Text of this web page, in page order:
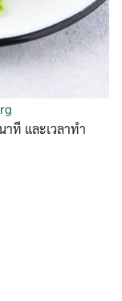
าที และเวลาทำ